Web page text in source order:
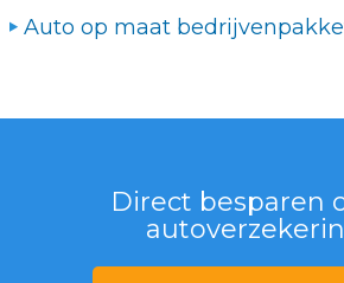
Auto op maat bedrijvenpakket
Direct besparen